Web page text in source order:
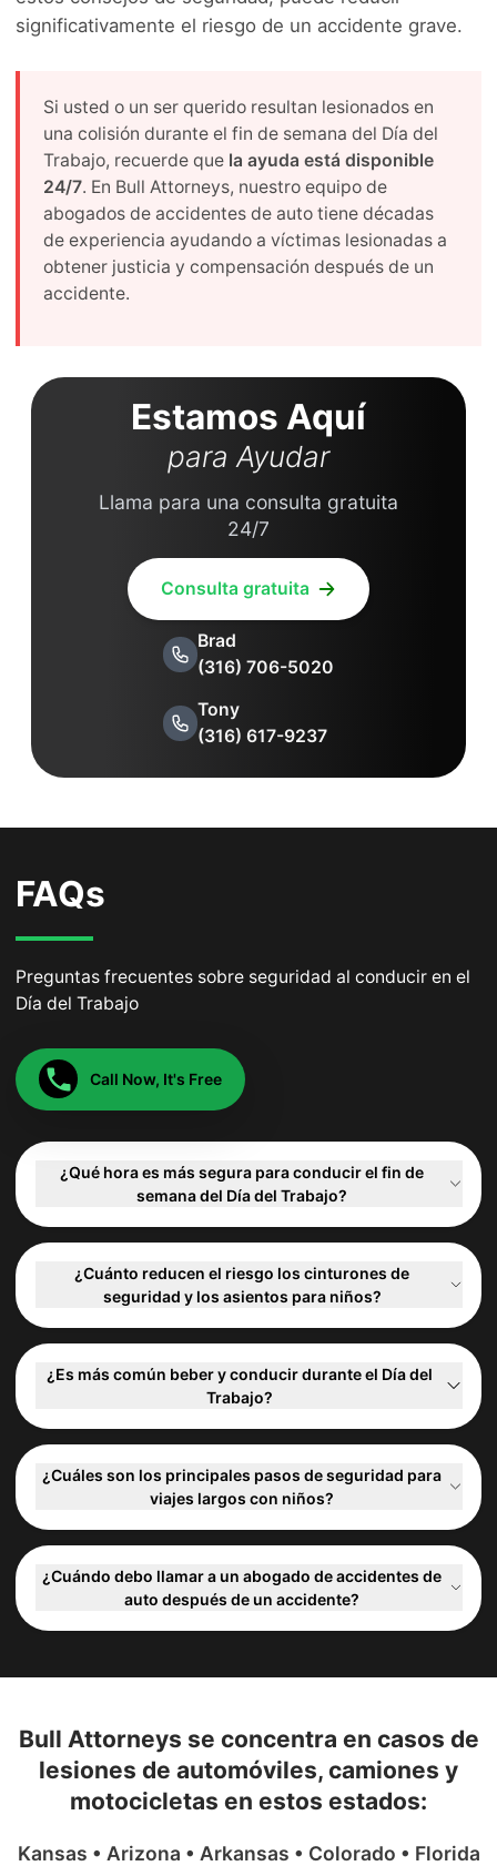
significativamente el riesgo de un accidente grave.
Si usted o un ser querido resultan lesionados en
una colisión durante el fin de semana del Día del
Trabajo, recuerde que la ayuda está disponible
24/7. En Bull Attorneys, nuestro equipo de
abogados de accidentes de auto tiene décadas
de experiencia ayudando a víctimas lesionadas a
obtener justicia y compensación después de un
accidente.
Estamos Aquí
para Ayudar
Llama para una consulta gratuita
24/7
Consulta gratuita
Brad
(316) 706-5020
Tony
(316) 617-9237
FAQs
Preguntas frecuentes sobre seguridad al conducir en el
Día del Trabajo
Call Now, It's Free
¿Qué hora es más segura para conducir el fin de
semana del Día del Trabajo?
¿Cuánto reducen el riesgo los cinturones de
seguridad y los asientos para niños?
¿Es más común beber y conducir durante el Día del
Trabajo?
¿Cuáles son los principales pasos de seguridad para
viajes largos con niños?
¿Cuándo debo llamar a un abogado de accidentes de
auto después de un accidente?
Bull Attorneys se concentra en casos de
lesiones de automóviles, camiones y
motocicletas en estos estados:
Kansas • Arizona • Arkansas • Colorado • Florida